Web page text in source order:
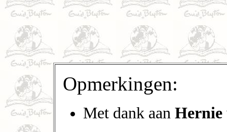
Opmerkingen:
Met dank aan Hernie